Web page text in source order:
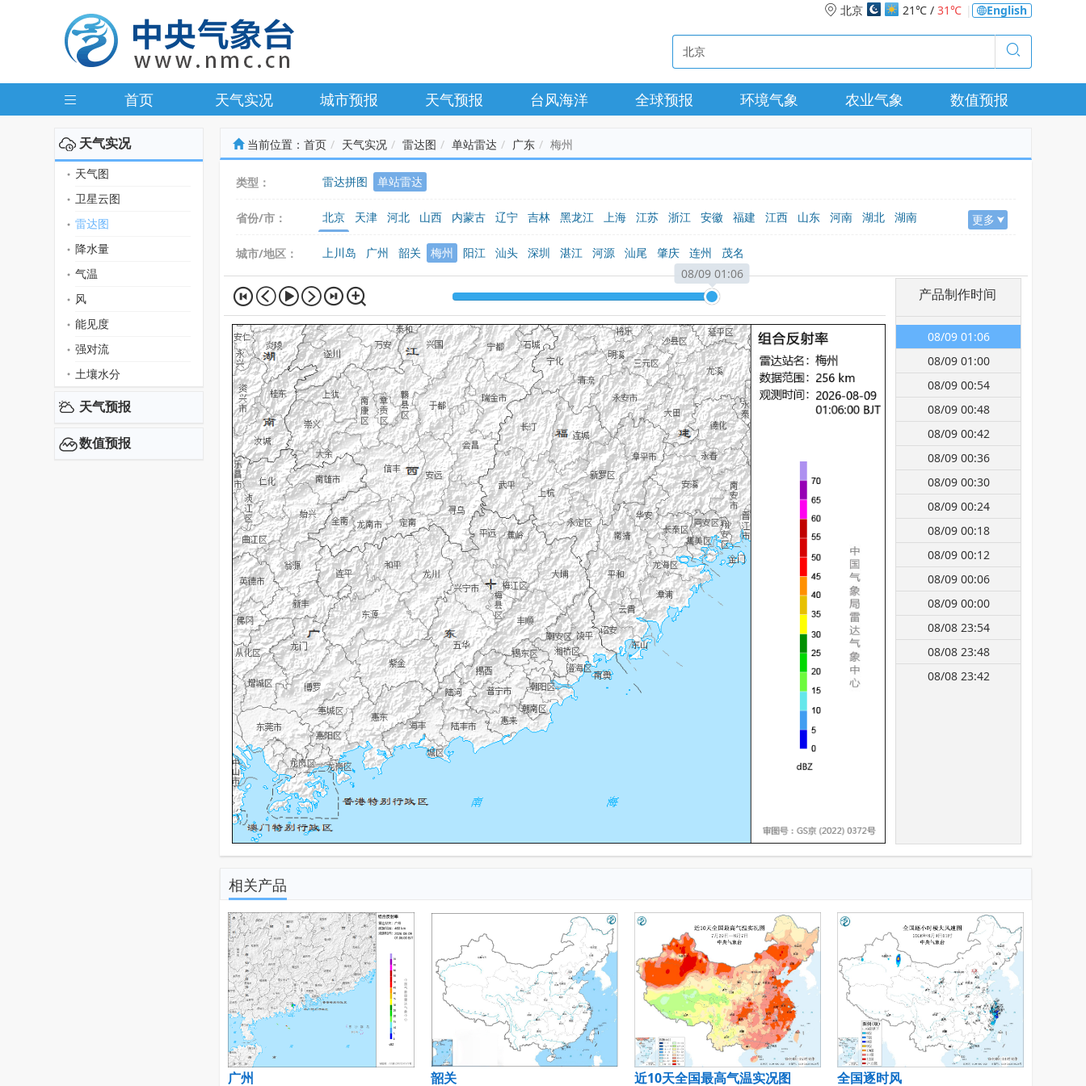
北京 21℃ / 31℃ English
首页 天气实况 城市预报 天气预报 台风海洋 全球预报 环境气象 农业气象 数值预报
天气实况
天气图
卫星云图
雷达图
降水量
气温
风
能见度
强对流
土壤水分
天气预报
数值预报
当前位置： 首页 天气实况 雷达图 单站雷达 广东 梅州
类型： 雷达拼图 单站雷达
省份/市： 北京 天津 河北 山西 内蒙古 辽宁 吉林 黑龙江 上海 江苏 浙江 安徽 福建 江西 山东 河南 湖北
湖南
更多
城市/地区： 上川岛 广州 韶关 梅州 阳江 汕头 深圳 湛江 河源 汕尾 肇庆 连州
茂名
08/09 01:06
产品制作时间
08/09 01:06
08/09 01:00
08/09 00:54
08/09 00:48
08/09 00:42
08/09 00:36
08/09 00:30
08/09 00:24
08/09 00:18
08/09 00:12
08/09 00:06
08/09 00:00
08/08 23:54
08/08 23:48
08/08 23:42
相关产品
广州 韶关 近10天全国最高气温实况图 全国逐时风